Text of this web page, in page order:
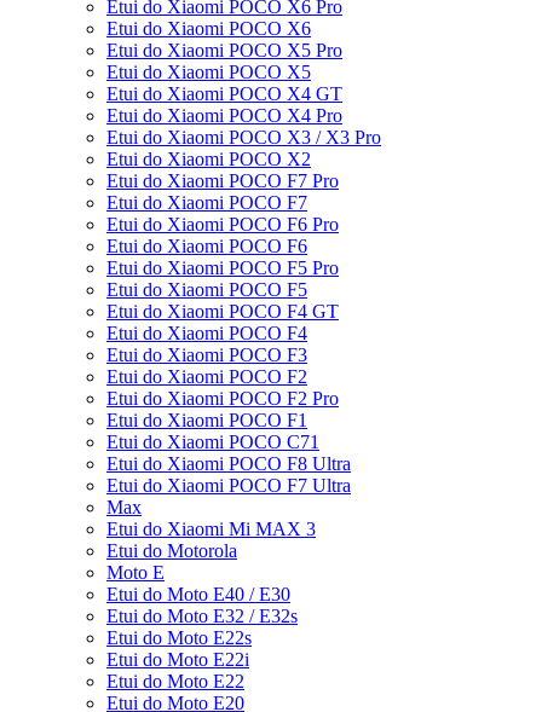
Etui do Xiaomi POCO X6 Pro
Etui do Xiaomi POCO X6
Etui do Xiaomi POCO X5 Pro
Etui do Xiaomi POCO X5
Etui do Xiaomi POCO X4 GT
Etui do Xiaomi POCO X4 Pro
Etui do Xiaomi POCO X3 / X3 Pro
Etui do Xiaomi POCO X2
Etui do Xiaomi POCO F7 Pro
Etui do Xiaomi POCO F7
Etui do Xiaomi POCO F6 Pro
Etui do Xiaomi POCO F6
Etui do Xiaomi POCO F5 Pro
Etui do Xiaomi POCO F5
Etui do Xiaomi POCO F4 GT
Etui do Xiaomi POCO F4
Etui do Xiaomi POCO F3
Etui do Xiaomi POCO F2
Etui do Xiaomi POCO F2 Pro
Etui do Xiaomi POCO F1
Etui do Xiaomi POCO C71
Etui do Xiaomi POCO F8 Ultra
Etui do Xiaomi POCO F7 Ultra
Max
Etui do Xiaomi Mi MAX 3
Etui do Motorola
Moto E
Etui do Moto E40 / E30
Etui do Moto E32 / E32s
Etui do Moto E22s
Etui do Moto E22i
Etui do Moto E22
Etui do Moto E20